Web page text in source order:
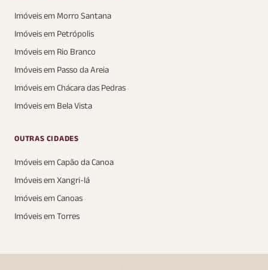
Imóveis em Morro Santana
Imóveis em Petrópolis
Imóveis em Rio Branco
Imóveis em Passo da Areia
Imóveis em Chácara das Pedras
Imóveis em Bela Vista
OUTRAS CIDADES
Imóveis em Capão da Canoa
Imóveis em Xangri-lá
Imóveis em Canoas
Imóveis em Torres